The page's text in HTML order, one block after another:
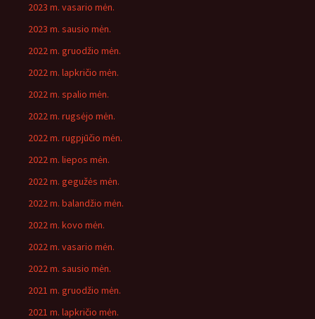
2023 m. vasario mėn.
2023 m. sausio mėn.
2022 m. gruodžio mėn.
2022 m. lapkričio mėn.
2022 m. spalio mėn.
2022 m. rugsėjo mėn.
2022 m. rugpjūčio mėn.
2022 m. liepos mėn.
2022 m. gegužės mėn.
2022 m. balandžio mėn.
2022 m. kovo mėn.
2022 m. vasario mėn.
2022 m. sausio mėn.
2021 m. gruodžio mėn.
2021 m. lapkričio mėn.